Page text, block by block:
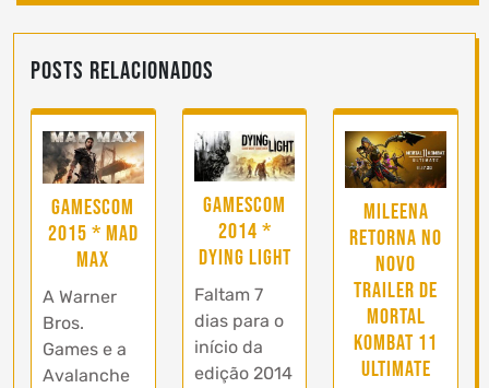
Posts Relacionados
Gamescom
2015 * Mad
Max
A Warner
Bros.
Games e a
Avalanche
Gamescom
2014 *
Dying Light
Faltam 7
dias para o
início da
edição 2014
Mileena
retorna no
novo
trailer de
Mortal
Kombat 11
Ultimate